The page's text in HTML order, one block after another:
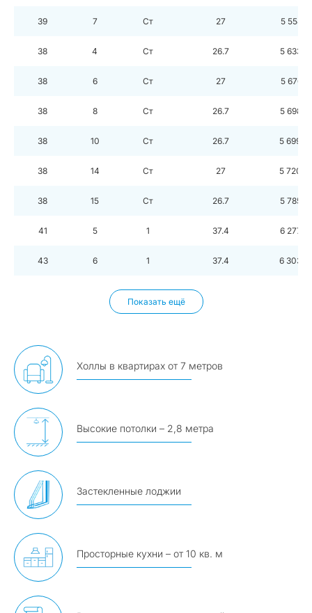
39 7 Ст 27 5 558
38 4 Ст 26.7 5 633
38 6 Ст 27 5 676
38 8 Ст 26.7 5 698
38 10 Ст 26.7 5 699
38 14 Ст 27 5 720
38 15 Ст 26.7 5 785
41 5 1 37.4 6 277
43 6 1 37.4 6 303
Показать ещё
Холлы в квартирах от 7 метров
Высокие потолки – 2,8 метра
Застекленные лоджии
Просторные кухни – от 10 кв. м